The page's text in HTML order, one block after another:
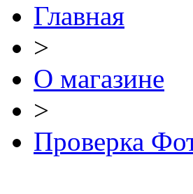
Главная
>
О магазине
>
Проверка